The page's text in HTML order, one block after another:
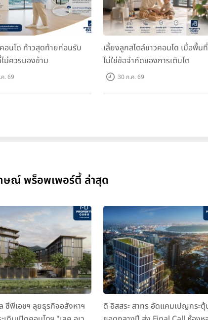
อนโด ก้าวสุดท้ายก่อนรับ
ม่ควรมองข้าม
. 69
เลี้ยงลูกสไตล์ชาวคอนโด เมื่อพื้นที่
ไม่ใช่ข้อจำกัดของการเติบโต
30 ก.ค. 69
ษณ์ พร็อพเพอร์ตี้ ล่าสุด
ซีพีเอชฯ ลุยธุรกิจอสังหาฯ
ดิ อิสสระ สาทร อัดแคมเปญกระตุ้